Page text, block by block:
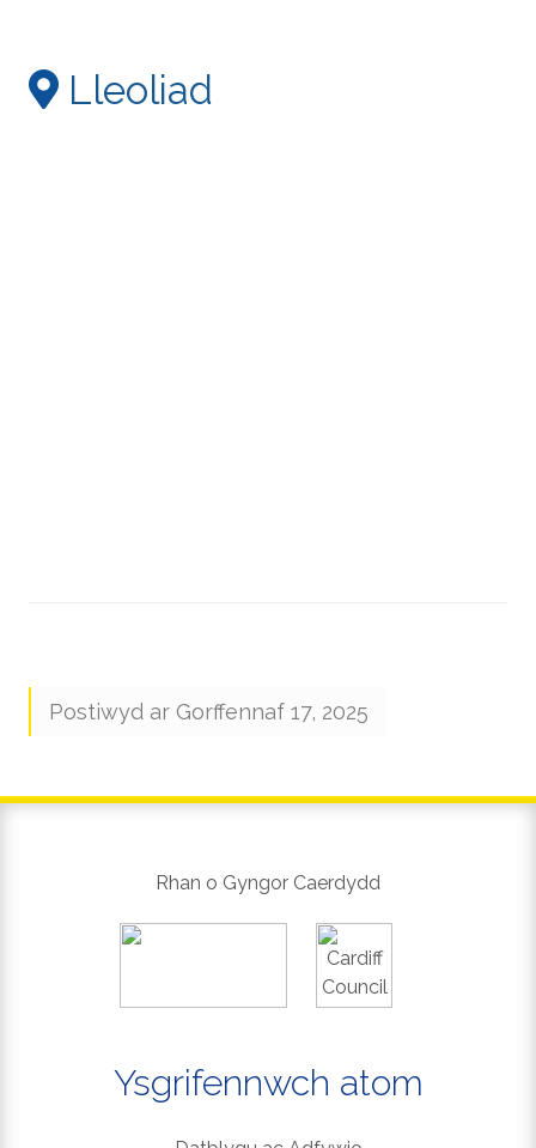
Lleoliad
Postiwyd ar Gorffennaf 17, 2025
Rhan o Gyngor Caerdydd
Ysgrifennwch atom